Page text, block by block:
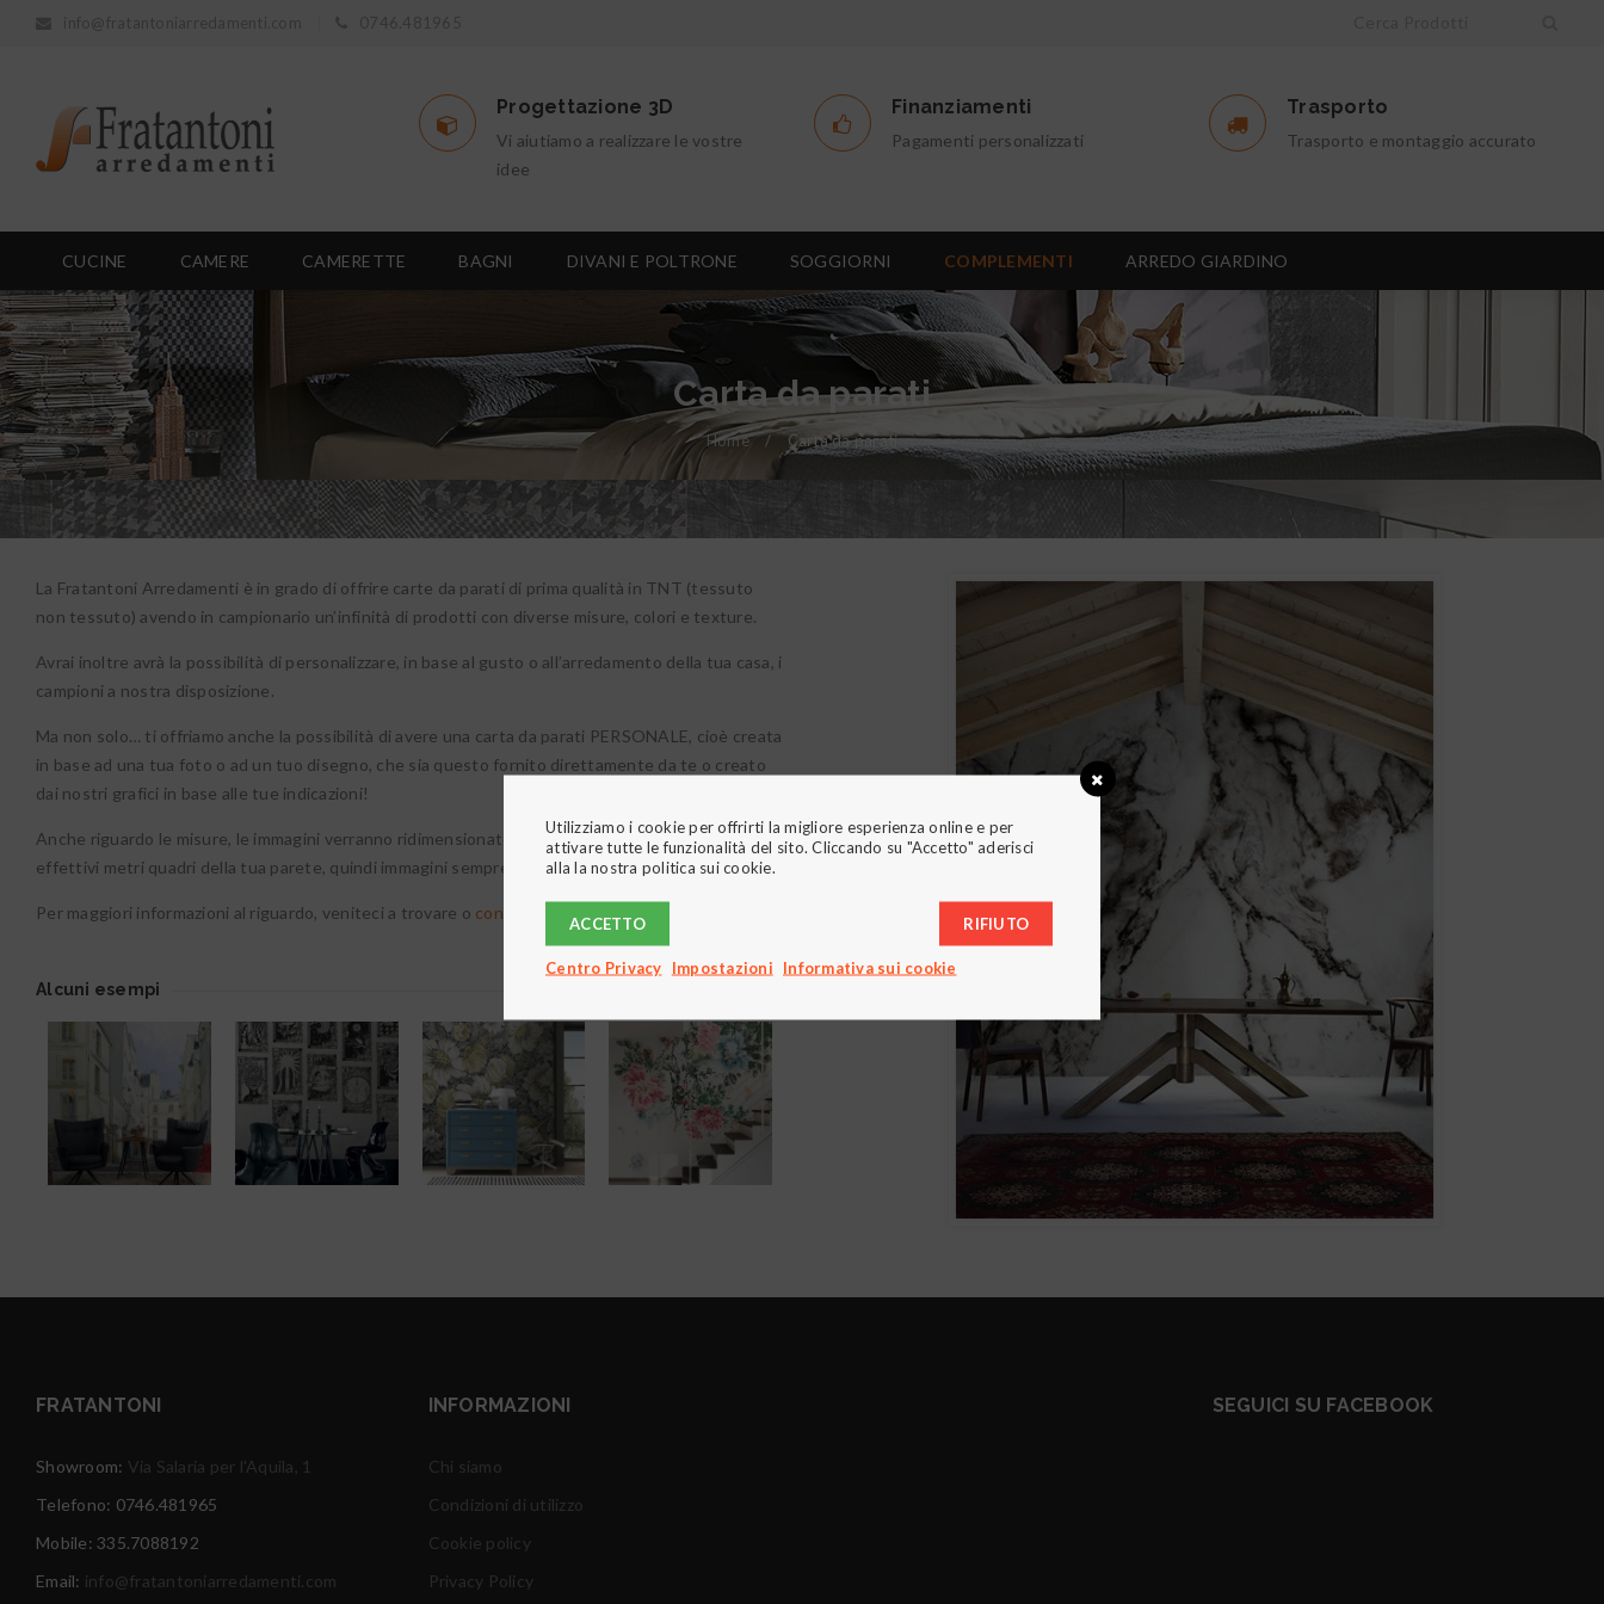
Progettazione 3D
Vi aiutiamo a realizzare le vostre
idee
Finanziamenti
Pagamenti personalizzati
Trasporto
Trasporto e montaggio accurato
CUCINE CAMERE CAMERETTE BAGNI DIVANI E POLTRONE SOGGIORNI COMPLEMENTI ARREDO GIARDINO
Carta da parati
Home / Carta da parati
La Fratantoni Arredamenti è in grado di offrire carte da parati di prima qualità in TNT (tessuto
non tessuto) avendo in campionario un’infinità di prodotti con diverse misure, colori e texture.
Avrai inoltre avrà la possibilità di personalizzare, in base al gusto o all’arredamento della tua casa, i
campioni a nostra disposizione.
Ma non solo… ti offriamo anche la possibilità di avere una carta da parati PERSONALE, cioè creata
in base ad una tua foto o ad un tuo disegno, che sia questo fornito direttamente da te o creato
dai nostri grafici in base alle tue indicazioni!
Anche riguardo le misure, le immagini verranno ridimensionate proporzionalmente in base agli
effettivi metri quadri della tua parete, quindi immagini sempre perfette e niente sprechi!
Per maggiori informazioni al riguardo, veniteci a trovare o contattateci
Alcuni esempi
FRATANTONI
Showroom: Via Salaria per l'Aquila, 1
Telefono: 0746.481965
Mobile: 335.7088192
Email: info@fratantoniarredamenti.com
INFORMAZIONI
Chi siamo
Condizioni di utilizzo
Cookie policy
Privacy Policy
SEGUICI SU FACEBOOK
Utilizziamo i cookie per offrirti la migliore esperienza online e per
attivare tutte le funzionalità del sito. Cliccando su "Accetto" aderisci
alla la nostra politica sui cookie.
ACCETTO RIFIUTO
Centro Privacy Impostazioni Informativa sui cookie